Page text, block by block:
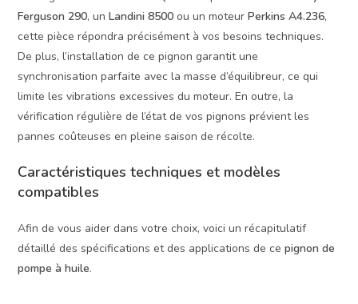
Ferguson 290, unLandini 8500 ou un moteurPerkins A4.236,
cette pièce répondra précisément à vos besoins techniques.
De plus, l’installation de ce pignon garantit une
synchronisation parfaite avec la masse d’équilibreur, ce qui
limite les vibrations excessives du moteur. En outre, la
vérification régulière de l’état de vos pignons prévient les
pannes coûteuses en pleine saison de récolte.
Caractéristiques techniques et modèles
compatibles
Afin de vous aider dans votre choix, voici un récapitulatif
détaillé des spécifications et des applications de cepignon de
pompe à huile.